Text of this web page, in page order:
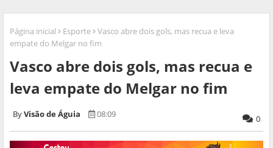
Página inicial Esporte
Vasco abre dois gols, mas recua e leva
empate do Melgar no fim
Vasco abre dois gols, mas recua e
leva empate do Melgar no fim
Visão de Águia 08:09 0